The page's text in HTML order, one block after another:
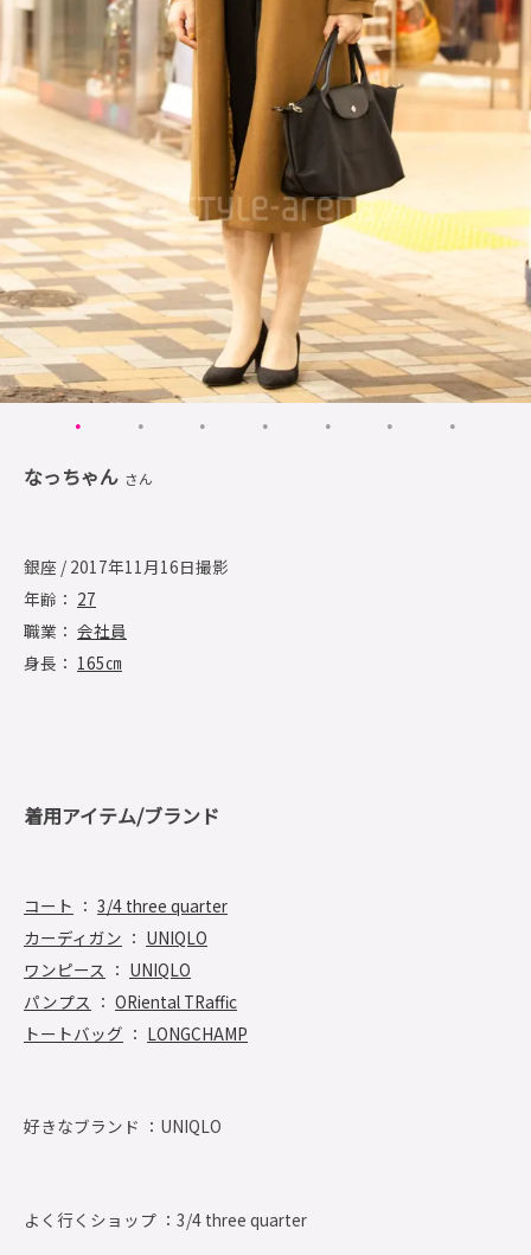
なっちゃん さん
銀座 / 2017年11月16日撮影
年齢： 27
職業： 会社員
身長： 165㎝
着用アイテム/ブランド
コート ： 3/4 three quarter
カーディガン ： UNIQLO
ワンピース ： UNIQLO
パンプス ： ORiental TRaffic
トートバッグ ： LONGCHAMP
好きなブランド ： UNIQLO
よく行くショップ ： 3/4 three quarter